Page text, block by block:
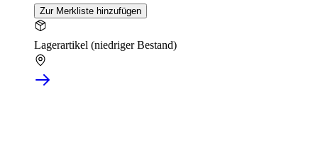
Zur Merkliste hinzufügen
Lagerartikel (niedriger Bestand)